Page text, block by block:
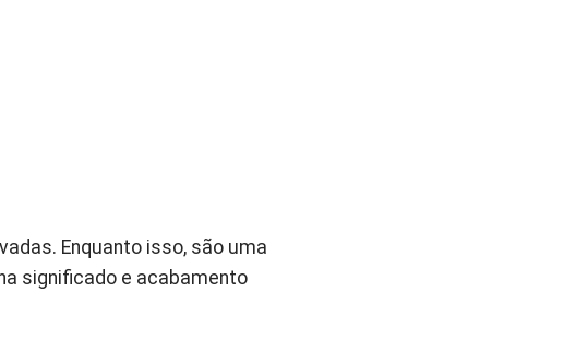
Enquanto isso, são uma
significado e acabamento